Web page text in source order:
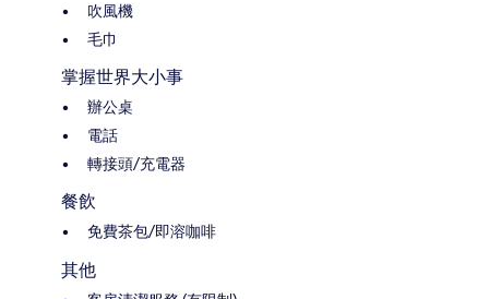
吹風機
毛巾
掌握世界大小事
辦公桌
電話
轉接頭/充電器
餐飲
免費茶包/即溶咖啡
其他